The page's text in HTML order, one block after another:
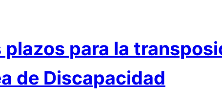
plazos para la
de Discapacidad